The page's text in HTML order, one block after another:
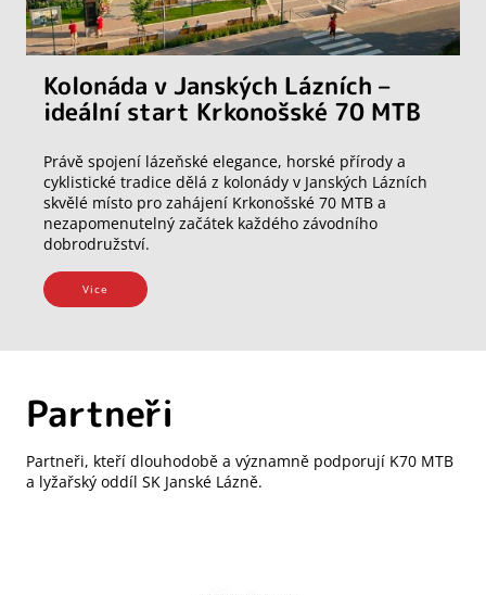
Kolonáda v Janských Lázních –
ideální start Krkonošské 70 MTB
Právě spojení lázeňské elegance, horské přírody a
cyklistické tradice dělá z kolonády v Janských Lázních
skvělé místo pro zahájení Krkonošské 70 MTB a
nezapomenutelný začátek každého závodního
dobrodružství.
Vice
Partneři
Partneři, kteří dlouhodobě a významně podporují K70 MTB
a lyžařský oddíl SK Janské Lázně.